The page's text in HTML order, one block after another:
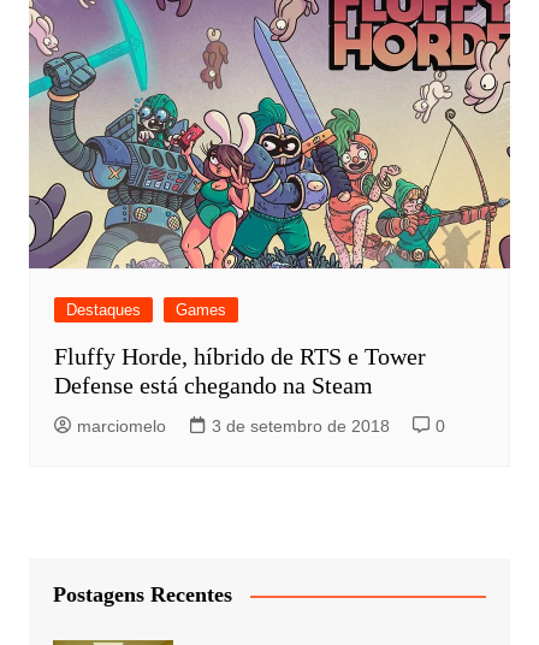
Destaques Games
Fluffy Horde, híbrido de RTS e Tower
Defense está chegando na Steam
marciomelo 3 de setembro de 2018 0
Postagens Recentes